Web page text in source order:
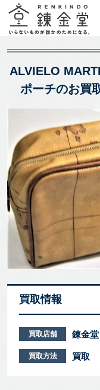
ALVIELO
ポーチのお買
買取情報
買取店舗 錬金
買取方法 買取